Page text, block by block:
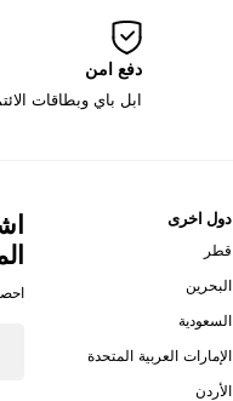
دفع امن
ابل باي وبطاقات
دول اخرى
قطر
البحرين
السعودية
الإمارات العربية المتحدة
الأردن